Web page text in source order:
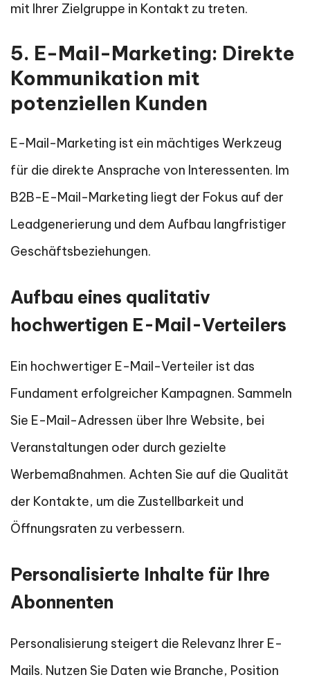
mit Ihrer Zielgruppe in Kontakt zu treten.
5. E-Mail-Marketing: Direkte
Kommunikation mit
potenziellen Kunden
E-Mail-Marketing ist ein mächtiges Werkzeug
für die direkte Ansprache von Interessenten. Im
B2B-E-Mail-Marketing liegt der Fokus auf der
Leadgenerierung und dem Aufbau langfristiger
Geschäftsbeziehungen.
Aufbau eines qualitativ
hochwertigen E-Mail-Verteilers
Ein hochwertiger E-Mail-Verteiler ist das
Fundament erfolgreicher Kampagnen. Sammeln
Sie E-Mail-Adressen über Ihre Website, bei
Veranstaltungen oder durch gezielte
Werbemaßnahmen. Achten Sie auf die Qualität
der Kontakte, um die Zustellbarkeit und
Öffnungsraten zu verbessern.
Personalisierte Inhalte für Ihre
Abonnenten
Personalisierung steigert die Relevanz Ihrer E-
Mails. Nutzen Sie Daten wie Branche, Position